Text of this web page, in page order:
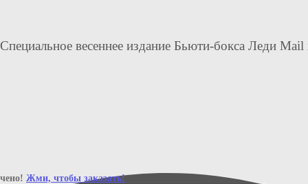
весеннее издание Бьюти-бокса Леди
Жми, чтобы заказать!